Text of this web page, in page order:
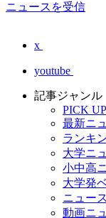
ニュースを受信
x
youtube
記事ジャンル
PICK UP
最新ニ
ランキ
大学ニ
小中高
大学発
ニュー
動画ニ